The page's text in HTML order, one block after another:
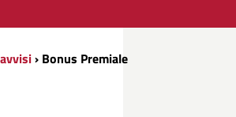
› Bonus Premiale